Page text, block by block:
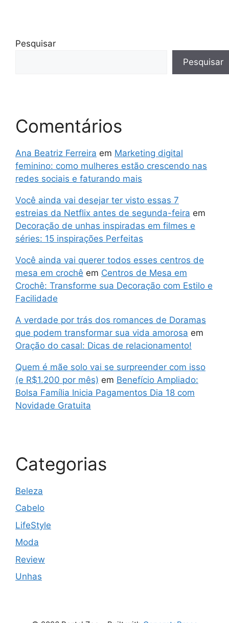
Pesquisar
Pesquisar
Comentários
Ana Beatriz Ferreira em Marketing digital
feminino: como mulheres estão crescendo nas
redes sociais e faturando mais
Você ainda vai desejar ter visto essas 7
estreias da Netflix antes de segunda-feira em
Decoração de unhas inspiradas em filmes e
séries: 15 inspirações Perfeitas
Você ainda vai querer todos esses centros de
mesa em crochê em Centros de Mesa em
Crochê: Transforme sua Decoração com Estilo e
Facilidade
A verdade por trás dos romances de Doramas
que podem transformar sua vida amorosa em
Oração do casal: Dicas de relacionamento!
Quem é mãe solo vai se surpreender com isso
(e R$1.200 por mês) em Benefício Ampliado:
Bolsa Família Inicia Pagamentos Dia 18 com
Novidade Gratuita
Categorias
Beleza
Cabelo
LifeStyle
Moda
Review
Unhas